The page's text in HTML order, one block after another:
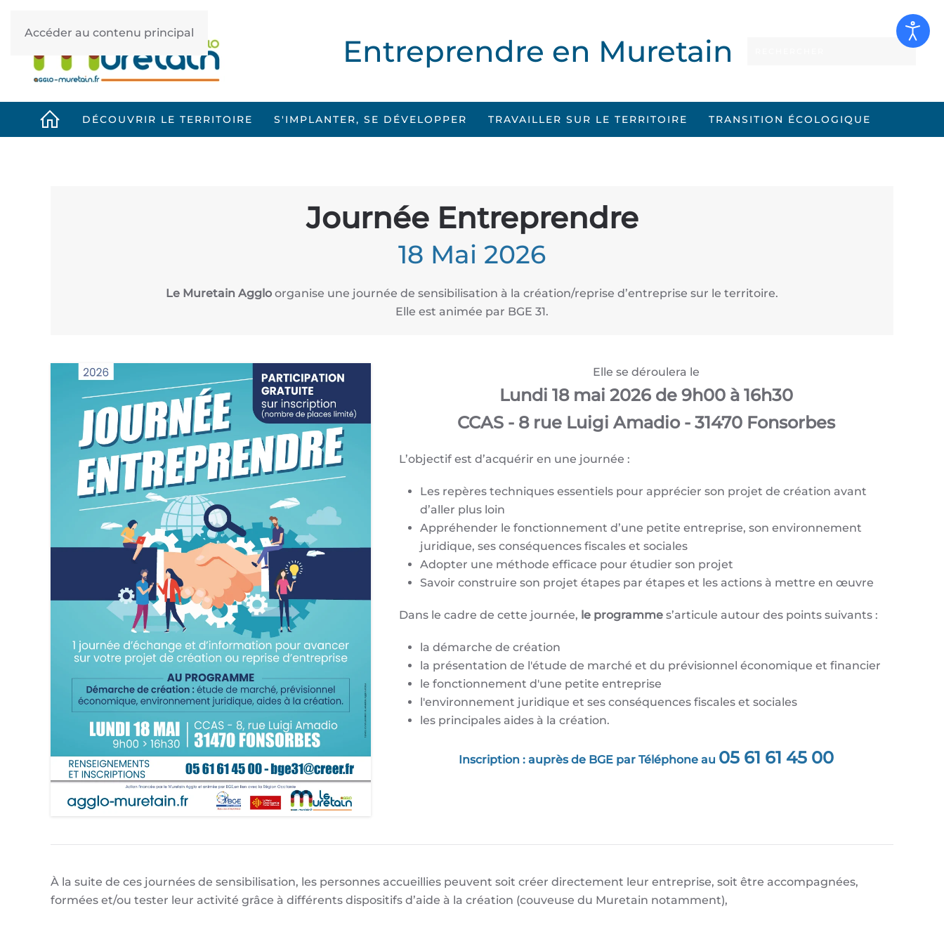
Accéder au contenu principal Entreprendre en Muretain
DÉCOUVRIR LE TERRITOIRE S'IMPLANTER, SE DÉVELOPPER TRAVAILLER SUR LE TERRITOIRE TRANSITION ÉCOLOGIQUE
Journée Entreprendre
18 Mai 2026
Le Muretain Agglo organise une journée de sensibilisation à la création/reprise d’entreprise sur le territoire.
Elle est animée par BGE 31.
Elle se déroulera le
Lundi 18 mai 2026 de 9h00 à 16h30
CCAS - 8 rue Luigi Amadio - 31470 Fonsorbes
L’objectif est d’acquérir en une journée :
Les repères techniques essentiels pour apprécier son projet de création avant
d’aller plus loin
Appréhender le fonctionnement d’une petite entreprise, son environnement
juridique, ses conséquences fiscales et sociales
Adopter une méthode efficace pour étudier son projet
Savoir construire son projet étapes par étapes et les actions à mettre en œuvre
Dans le cadre de cette journée, le programme s’articule autour des points suivants :
la démarche de création
la présentation de l'étude de marché et du prévisionnel économique et financier
le fonctionnement d'une petite entreprise
l'environnement juridique et ses conséquences fiscales et sociales
les principales aides à la création.
Inscription : auprès de BGE par Téléphone au 05 61 61 45 00
À la suite de ces journées de sensibilisation, les personnes accueillies peuvent soit créer directement leur entreprise, soit être accompagnées,
formées et/ou tester leur activité grâce à différents dispositifs d’aide à la création (couveuse du Muretain notamment),